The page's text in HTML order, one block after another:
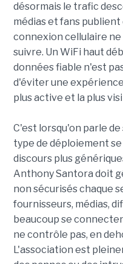
désormais le trafic
médias et fans publient
connexion cellulaire
suivre. Un WiFi haut
données fiable n'est
d'éviter une
plus active et la plus
C'est lorsqu'on parle de
type de déploiement
discours plus
Anthony Santora doit
non sécurisés chaque
fournisseurs, médias,
beaucoup se
ne contrôle pas, en
L'association est